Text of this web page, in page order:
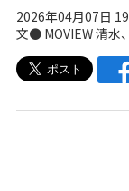
2026年04月07日
文● MOVIEW清水